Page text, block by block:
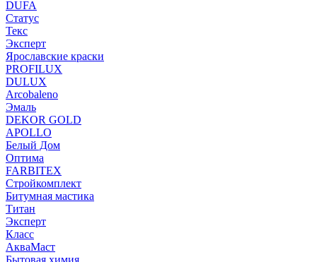
DUFA
Статус
Текс
Эксперт
Ярославские краски
PROFILUX
DULUX
Arcobaleno
Эмаль
DEKOR GOLD
APOLLO
Белый Дом
Оптима
FARBITEX
Стройкомплект
Битумная мастика
Титан
Эксперт
Класс
АкваМаст
Бытовая химия